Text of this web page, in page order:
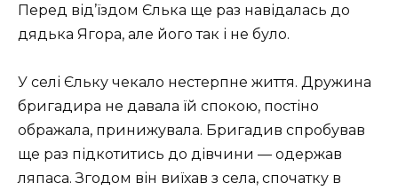
Перед від’їздом Єлька ще раз навідалась до
дядька Ягора, але його так і не було.
У селі Єльку чекало нестерпне життя. Дружина
бригадира не давала їй спокою, постіно
ображала, принижувала. Бригадив спробував
ще раз підкотитись до дівчини — одержав
ляпаса. Згодом він виїхав з села, спочатку в